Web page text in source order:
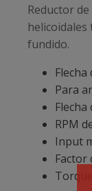
Reductor
fundido.
Flecha
Para
RPM
Input
Factor